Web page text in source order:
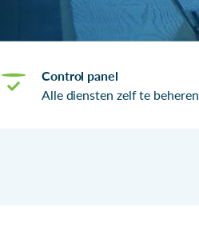
Control panel
Alle diensten zelf te beheren